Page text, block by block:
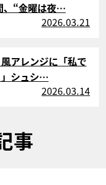
“金曜は夜…
2026.03.21
アレンジに「私で
」シュシ…
2026.03.14
事